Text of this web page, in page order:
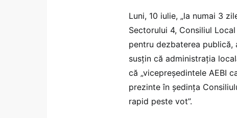
Luni, 10 iulie, „la numai 3
Sectorului 4, Consiliul
pentru dezbaterea
susțin că administrația
că „vicepreședintele AEBI
prezinte în ședința
rapid peste vot”.